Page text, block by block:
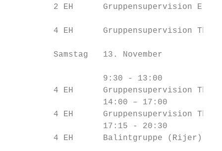
2 EH      Gruppensupervision
4 EH      Gruppensupervision
         Samstag   13. November
                   9:30 - 13:00
4 EH      Gruppensupervision
                   14:00 – 17:00
4 EH      Gruppensupervision
                   17:15 - 20:30
         4 EH      Balintgruppe (Rijer)